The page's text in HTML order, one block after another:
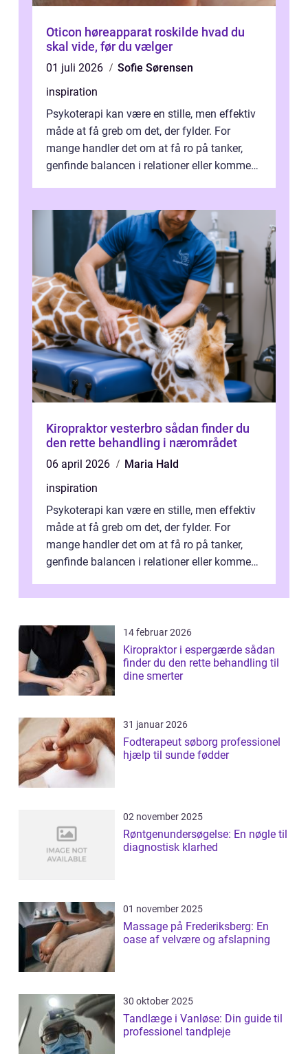
Oticon høreapparat roskilde hvad du
skal vide, før du vælger
01 juli 2026
Sofie Sørensen
inspiration
Psykoterapi kan være en stille, men effektiv
måde at få greb om det, der fylder. For
mange handler det om at få ro på tanker,
genfinde balancen i relationer eller komme
Kiropraktor vesterbro sådan finder du
den rette behandling i nærområdet
06 april 2026
Maria Hald
inspiration
Psykoterapi kan være en stille, men effektiv
måde at få greb om det, der fylder. For
mange handler det om at få ro på tanker,
genfinde balancen i relationer eller komme
14 februar 2026
Kiropraktor i espergærde sådan
finder du den rette behandling til
dine smerter
31 januar 2026
Fodterapeut søborg professionel
hjælp til sunde fødder
02 november 2025
Røntgenundersøgelse: En nøgle til
diagnostisk klarhed
01 november 2025
Massage på Frederiksberg: En
oase af velvære og afslapning
30 oktober 2025
Tandlæge i Vanløse: Din guide til
professionel tandpleje